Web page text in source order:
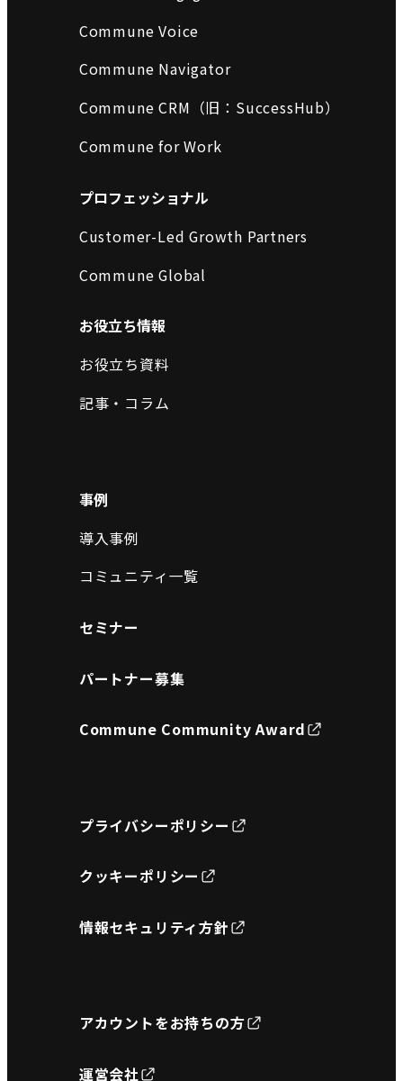
Commune Voice
Commune Navigator
Commune CRM（旧：SuccessHub）
Commune for Work
プロフェッショナル
Customer-Led Growth Partners
Commune Global
お役立ち情報
お役立ち資料
記事・コラム
事例
導入事例
コミュニティ一覧
セミナー
パートナー募集
Commune Community Award
プライバシーポリシー
クッキーポリシー
情報セキュリティ方針
アカウントをお持ちの方
運営会社